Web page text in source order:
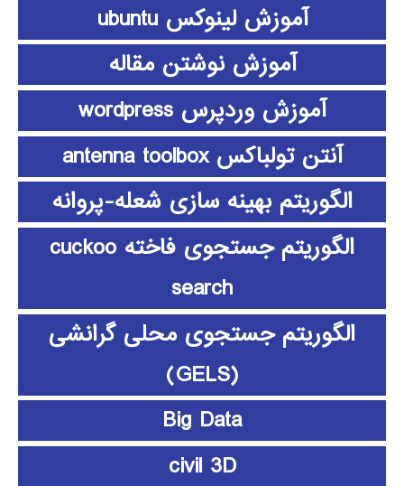
آموزش لینوکس ubuntu
آموزش نوشتن مقاله
آموزش وردپرس wordpress
آنتن تولباکس antenna toolbox
الگوریتم بهینه سازی شعله-پروانه
الگوریتم جستجوی فاخته cuckoo
search
الگوریتم جستجوی محلی گرانشی
(GELS)
Big Data
civil 3D